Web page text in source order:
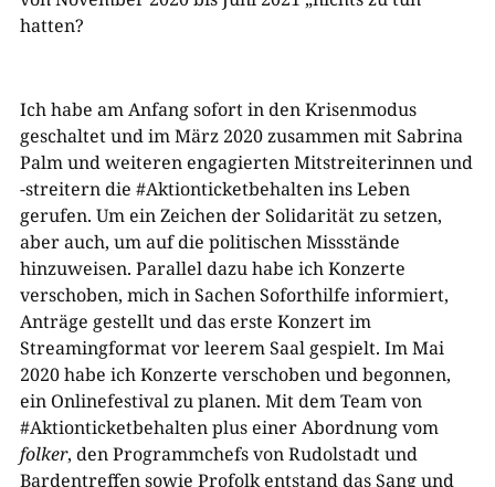
hatten?
Ich habe am Anfang sofort in den Krisenmodus
geschaltet und im März 2020 zusammen mit Sabrina
Palm und weiteren engagierten Mitstreiterinnen und
-streitern die #Aktionticketbehalten ins Leben
gerufen. Um ein Zeichen der Solidarität zu setzen,
aber auch, um auf die politischen Missstände
hinzuweisen. Parallel dazu habe ich Konzerte
verschoben, mich in Sachen Soforthilfe informiert,
Anträge gestellt und das erste Konzert im
Streamingformat vor leerem Saal gespielt. Im Mai
2020 habe ich Konzerte verschoben und begonnen,
ein Onlinefestival zu planen. Mit dem Team von
#Aktionticketbehalten plus einer Abordnung vom
folker, den Programmchefs von Rudolstadt und
Bardentreffen sowie Profolk entstand das Sang und